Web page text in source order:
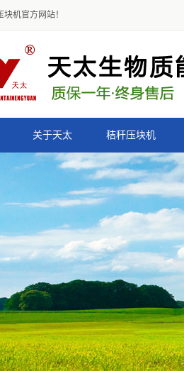
机官方网站！
关于天太
公司简介
资质荣誉
声明
秸秆压块机
9K-4500型秸秆压块机
9K-3500型秸秆压块机
9K-2600型秸秆压块机
9K-2000型秸秆压块机
减速式秸秆压块机